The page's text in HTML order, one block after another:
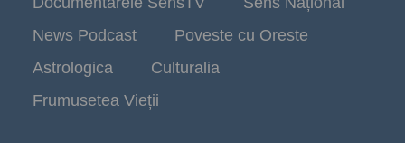
News Podcast
Poveste cu Oreste
Astrologica
Culturalia
Frumusetea Vieții